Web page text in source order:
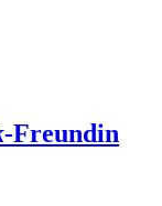
-Freundin